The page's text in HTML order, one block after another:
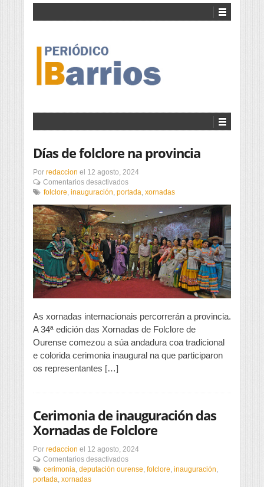
Días de folclore na provincia
Por redaccion el 12 agosto, 2024
Comentarios desactivadosen
Días
na
provincia
folclore, inauguración, portada, xornadas
As xornadas internacionais percorrerán a provincia.
A 34ª edición das Xornadas de Folclore de
Ourense comezou a súa andadura coa tradicional
e colorida cerimonia inaugural na que participaron
os representantes […]
Cerimonia de inauguración das
Xornadas de Folclore
Por redaccion el 12 agosto, 2024
Comentarios desactivadosen
Cerimonia
cerimonia, deputación ourense, folclore, inauguración,
portada, xornadas